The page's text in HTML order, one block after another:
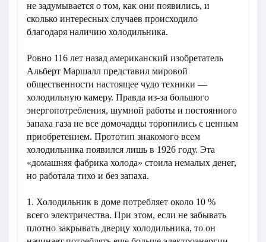
не задумывается о том, как они появились, и
сколько интересных случаев происходило
благодаря наличию холодильника.
Ровно 116 лет назад американский изобретатель
Альберт Маршалл представил мировой
общественности настоящее чудо техники —
холодильную камеру. Правда из-за большого
энергопотребления, шумной работы и постоянного
запаха газа не все домочадцы торопились с ценным
приобретением. Прототип знакомого всем
холодильника появился лишь в 1926 году. Эта
«домашняя фабрика холода» стоила немалых денег,
но работала тихо и без запаха.
1. Холодильник в доме потребляет около 10 %
всего электричества. При этом, если не забывать
плотно закрывать дверцу холодильника, то он